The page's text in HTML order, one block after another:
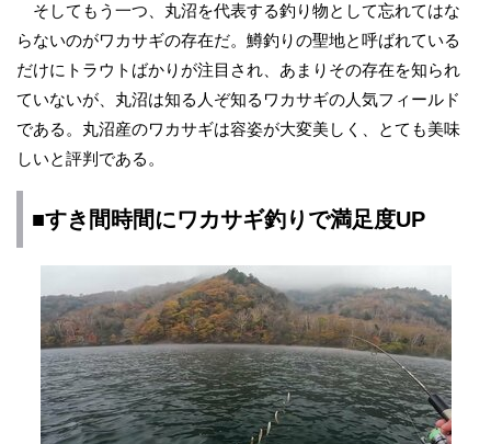
そしてもう一つ、丸沼を代表する釣り物として忘れてはな
らないのがワカサギの存在だ。鱒釣りの聖地と呼ばれている
だけにトラウトばかりが注目され、あまりその存在を知られ
ていないが、丸沼は知る人ぞ知るワカサギの人気フィールド
である。丸沼産のワカサギは容姿が大変美しく、とても美味
しいと評判である。
■すき間時間にワカサギ釣りで満足度UP